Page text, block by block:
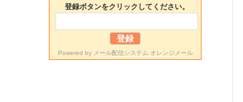
登録ボタンをクリックしてください。
Powered by メール配信システム オレンジメール